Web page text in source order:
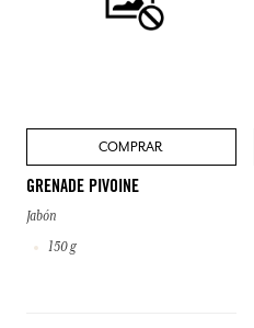
COMPRAR
GRENADE PIVOINE
Jabón
150 g